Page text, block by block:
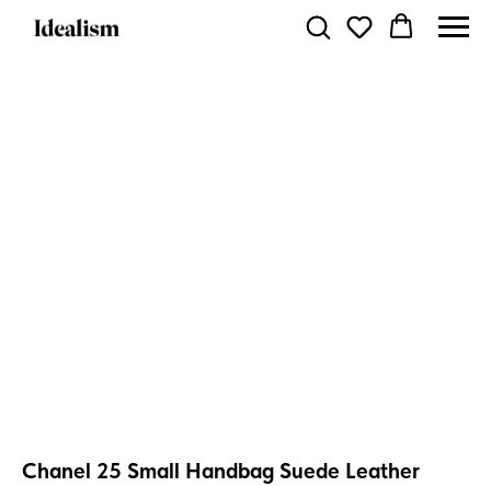
Chanel 25 Small Handbag Suede Leather